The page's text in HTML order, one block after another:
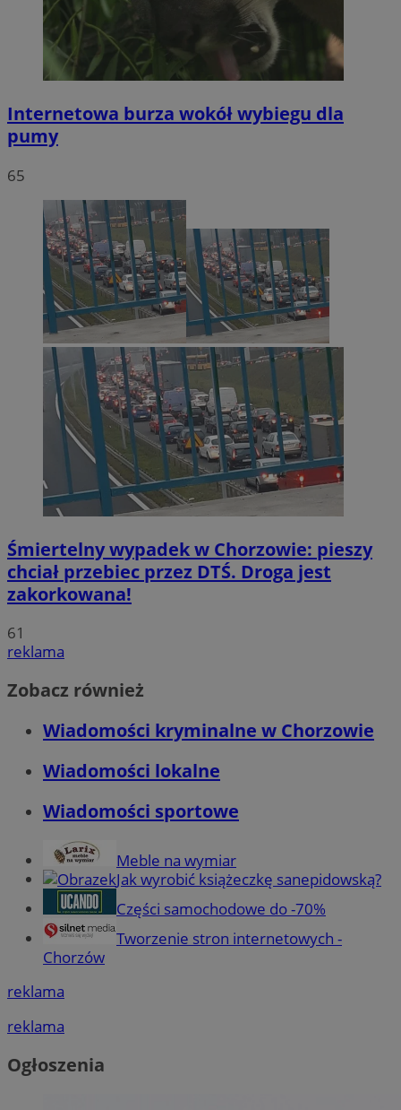
Internetowa burza wokół wybiegu dla
pumy
65
Śmiertelny wypadek w Chorzowie: pieszy
chciał przebiec przez DTŚ. Droga jest
zakorkowana!
61
reklama
Zobacz również
Wiadomości kryminalne w Chorzowie
Wiadomości lokalne
Wiadomości sportowe
Meble na wymiar
Jak wyrobić książeczkę sanepidowską?
Części samochodowe do -70%
Tworzenie stron internetowych -
Chorzów
reklama
reklama
Ogłoszenia